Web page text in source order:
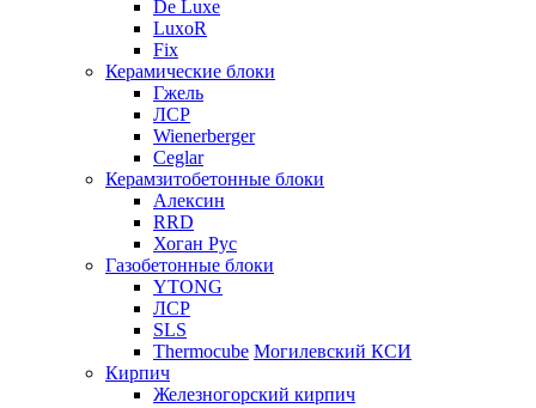
De Luxe
LuxoR
Fix
Керамические блоки
Гжель
ЛСР
Wienerberger
Ceglar
Керамзитобетонные блоки
Алексин
RRD
Хоган Рус
Газобетонные блоки
YTONG
ЛСР
SLS
Thermocube Могилевский КСИ
Кирпич
Железногорский кирпич